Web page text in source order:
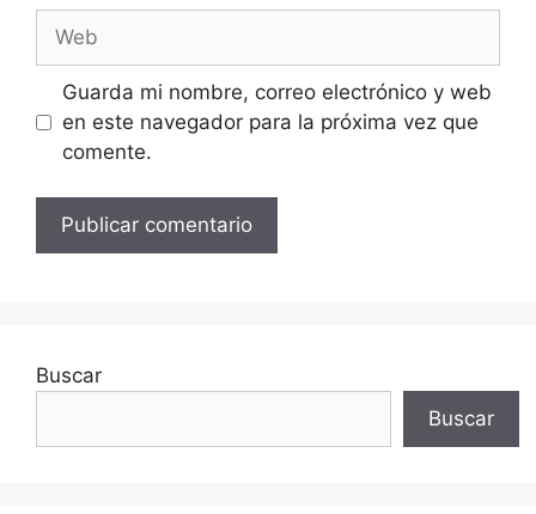
Guarda mi nombre, correo electrónico y web
en este navegador para la próxima vez que
comente.
Buscar
Buscar